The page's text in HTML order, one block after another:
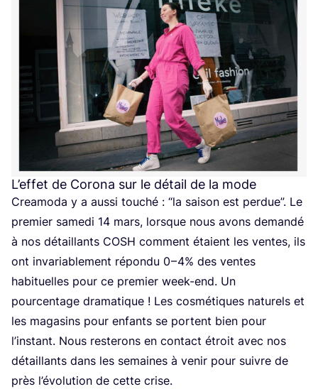
L’effet de Corona sur le détail de la mode
Crea­mo­da y a aus­si tou­ché : “la sai­son est per­due”. Le
pre­mier same­di 14 mars, lorsque nous avons deman­dé
à nos détaillants COSH com­ment étaient les ventes, ils
ont inva­ria­ble­ment répon­du 0–4% des ventes
habi­tuelles pour ce pre­mier week-end. Un
pour­cen­tage dra­ma­tique ! Les cos­mé­tiques natu­rels et
les maga­sins pour enfants se portent bien pour
l’ins­tant. Nous res­te­rons en contact étroit avec nos
détaillants dans les semaines à venir pour suivre de
près l’é­vo­lu­tion de cette crise.